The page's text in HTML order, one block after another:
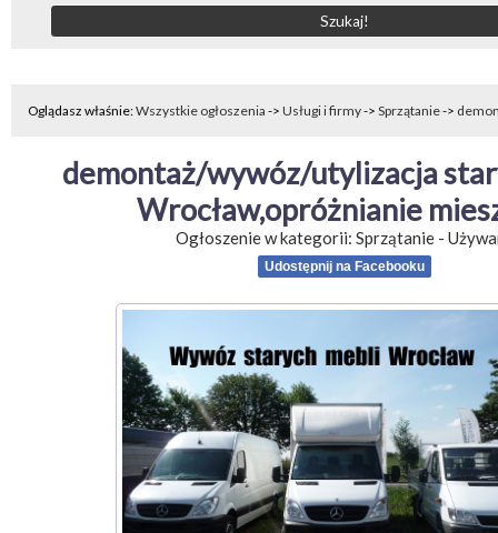
Oglądasz właśnie:Wszystkie ogłoszenia -> Usługi i firmy-> Sprzątanie->
demontaż/wywóz/utylizacja
Wrocław,opróżnianie
Ogłoszenie w kategorii: Sprzątanie-
Udostępnij na Facebooku